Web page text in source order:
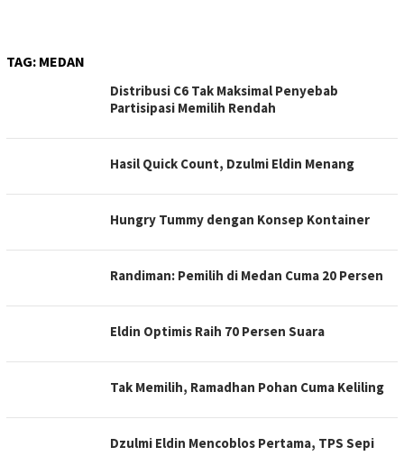
TAG: MEDAN
Distribusi C6 Tak Maksimal Penyebab
Partisipasi Memilih Rendah
Hasil Quick Count, Dzulmi Eldin Menang
Hungry Tummy dengan Konsep Kontainer
Randiman: Pemilih di Medan Cuma 20 Persen
Eldin Optimis Raih 70 Persen Suara
Tak Memilih, Ramadhan Pohan Cuma Keliling
Dzulmi Eldin Mencoblos Pertama, TPS Sepi